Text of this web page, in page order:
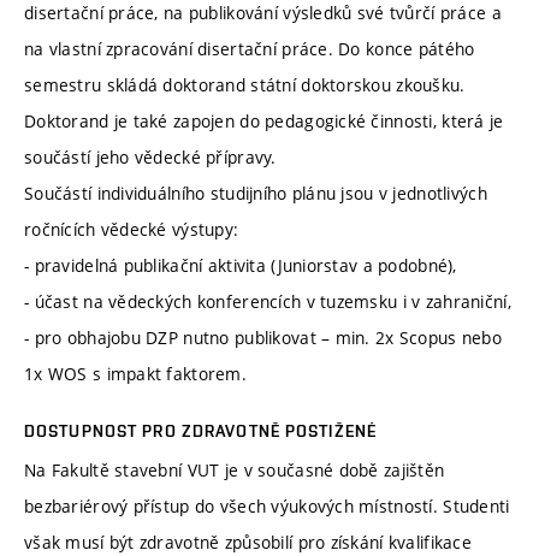
disertační práce, na publikování výsledků své tvůrčí práce a
na vlastní zpracování disertační práce. Do konce pátého
semestru skládá doktorand státní doktorskou zkoušku.
Doktorand je také zapojen do pedagogické činnosti, která je
součástí jeho vědecké přípravy.
Součástí individuálního studijního plánu jsou v jednotlivých
ročnících vědecké výstupy:
- pravidelná publikační aktivita (Juniorstav a podobné),
- účast na vědeckých konferencích v tuzemsku i v zahraniční,
- pro obhajobu DZP nutno publikovat – min. 2x Scopus nebo
1x WOS s impakt faktorem.
DOSTUPNOST PRO ZDRAVOTNĚ POSTIŽENÉ
Na Fakultě stavební VUT je v současné době zajištěn
bezbariérový přístup do všech výukových místností. Studenti
však musí být zdravotně způsobilí pro získání kvalifikace